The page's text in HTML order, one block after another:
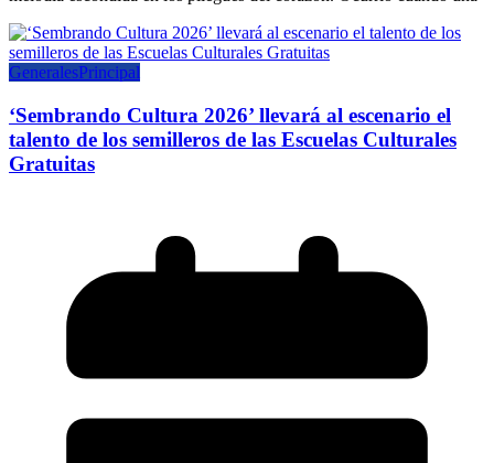
GeneralesPrincipal
‘Sembrando Cultura 2026’ llevará al escenario el
talento de los semilleros de las Escuelas Culturales
Gratuitas